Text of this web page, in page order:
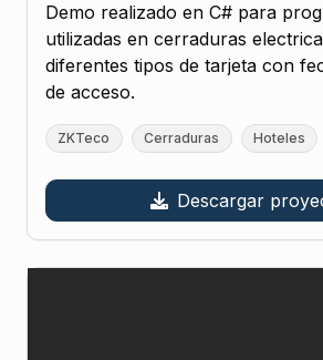
Demo realizado en C# para
utilizadas en cerraduras
diferentes tipos de tarjeta con
de acceso.
ZKTeco Cerraduras Hoteles
Descargar